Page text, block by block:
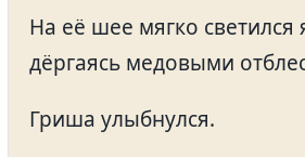
На её шее мягко светился
дёргаясь медовыми
Гриша улыбнулся.